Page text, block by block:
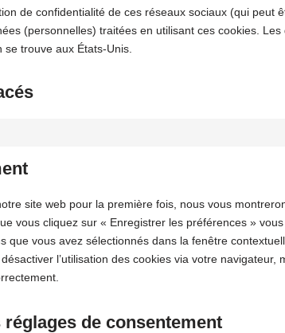
de confidentialité de ces réseaux sociaux (qui peut
(personnelles) traitées en utilisant ces cookies.
se trouve aux États-Unis.
site web pour la première fois, nous vous
vous cliquez sur « Enregistrer les préférences »
que vous avez sélectionnés dans la fenêtre
l’utilisation des cookies via votre
réglages de consentement